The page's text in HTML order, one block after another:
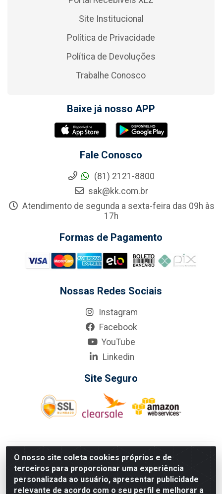
O nosso site coleta cookies próprios e de
terceiros para proporcionar uma experiência
personalizada ao usuário, apresentar publicidade
relevante de acordo com o seu perfil e melhorar a
Site Institucional
Política de Privacidade
Política de Devoluções
Trabalhe Conosco
Baixe já nosso APP
Fale Conosco
(81) 2121-8800
sak@kk.com.br
Atendimento de segunda a sexta-feira das 09h às
17h
Formas de Pagamento
Nossas Redes Sociais
Instagram
Facebook
YouTube
Linkedin
Site Seguro
KarneKeijo Logistica Integrada LTDA - Rod. Br-101 Sul, nº3700
- Barro, Recife/PE, 50900-400 CNPJ: 24.150.377/0001-95
Estados atendidos pela KarneKeijo: PE, PB e RN.